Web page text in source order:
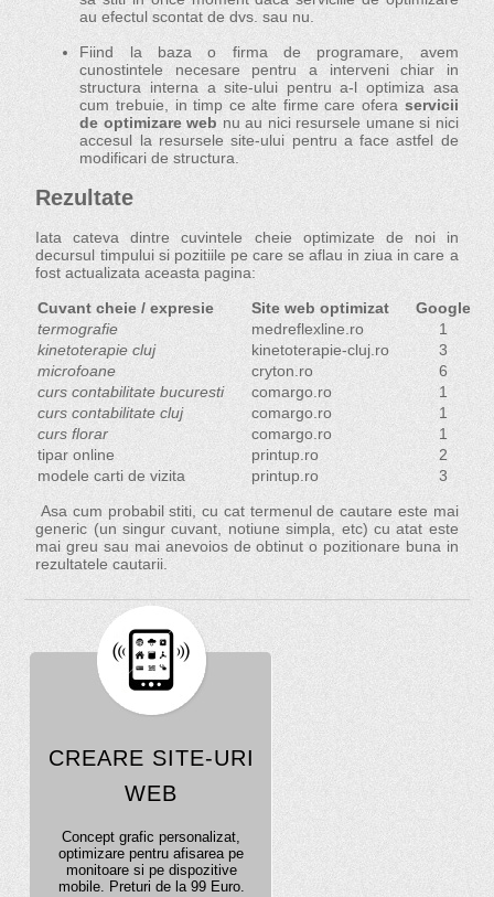
au efectul scontat de dvs. sau nu.
Fiind la baza o firma de programare, avem
cunostintele necesare pentru a interveni chiar in
structura interna a site-ului pentru a-l optimiza asa
cum trebuie, in timp ce alte firme care ofera servicii
de optimizare web nu au nici resursele umane si nici
accesul la resursele site-ului pentru a face astfel de
modificari de structura.
Rezultate
Iata cateva dintre cuvintele cheie optimizate de noi in
decursul timpului si pozitiile pe care se aflau in ziua in care a
fost actualizata aceasta pagina:
Cuvant cheie / expresie
Site web optimizat
Google
termografie
medreflexline.ro
1
kinetoterapie cluj
kinetoterapie-cluj.ro
3
microfoane
cryton.ro
6
curs contabilitate bucuresti
comargo.ro
1
curs contabilitate cluj
comargo.ro
1
curs florar
comargo.ro
1
tipar online
printup.ro
2
modele carti de vizita
printup.ro
3
Asa cum probabil stiti, cu cat termenul de cautare este mai
generic (un singur cuvant, notiune simpla, etc) cu atat este
mai greu sau mai anevoios de obtinut o pozitionare buna in
rezultatele cautarii.
CREARE SITE-URI
WEB
Concept grafic personalizat,
optimizare pentru afisarea pe
monitoare si pe dispozitive
mobile. Preturi de la 99 Euro.